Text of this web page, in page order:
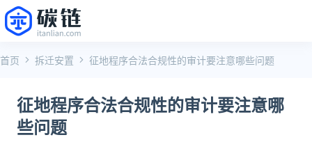
首页 拆迁安置 征地程序合法合规性的审计要注意哪些问题
征地程序合法合规性的审计要注意哪
些问题